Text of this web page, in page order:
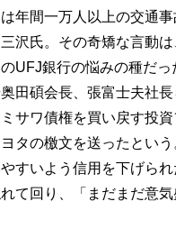
年間一万人以上の交通
沢氏。その奇矯な言動
UFJ銀行の悩みの種だ
田碩会長、張富士夫社
サワ債権を買い戻す投
タの檄文を送ったとい
すいよう信用を下げら
て回り、「まだまだ意